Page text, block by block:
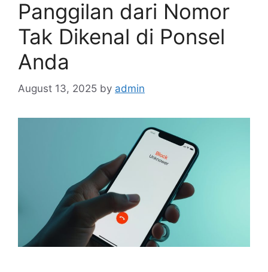
Panggilan dari Nomor
Tak Dikenal di Ponsel
Anda
August 13, 2025 by admin